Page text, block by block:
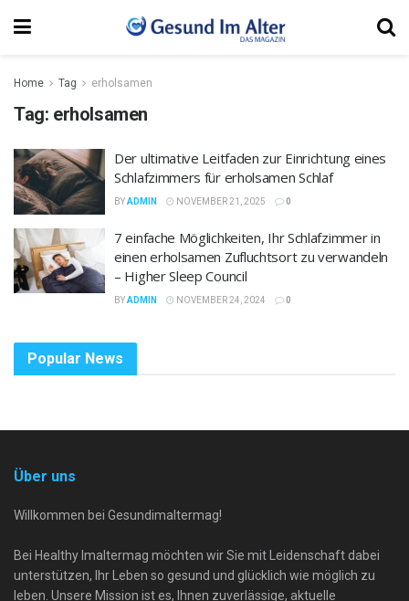
Home Tag erholsamen
Tag: erholsamen
Der ultimative Leitfaden zur Einrichtung eines
Schlafzimmers für erholsamen Schlaf
BYADMIN NOVEMBER 21, 2025 0
7 einfache Möglichkeiten, Ihr Schlafzimmer in
einen erholsamen Zufluchtsort zu verwandeln
– Higher Sleep Council
BYADMIN NOVEMBER 24, 2024 0
Popular News
Über uns
Willkommen bei Gesundimaltermag!
Bei Healthy Imaltermag möchten wir Sie mit Leidenschaft dabei
unterstützen, Ihr Leben so gesund und glücklich wie möglich zu
leben. Unsere Mission ist es, Ihnen zuverlässige, aktuelle